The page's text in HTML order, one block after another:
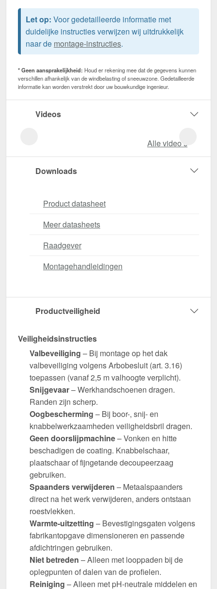
Let op: Voor gedetailleerde informatie met
duidelijke instructies verwijzen wij uitdrukkelijk
naar de montage-instructies.
* Geen aansprakelijkheid: Houd er rekening mee dat de gegevens kunnen
verschillen afhankelijk van de windbelasting of sneeuwzone. Gedetailleerde
informatie kan worden verstrekt door uw bouwkundige ingenieur.
Videos
Alle video‘s
Downloads
Product datasheet
Meer datasheets
Raadgever
Montagehandleidingen
Productveiligheid
Veiligheidsinstructies
Valbeveiliging – Bij montage op het dak
valbeveiliging volgens Arbobesluit (art. 3.16)
toepassen (vanaf 2,5 m valhoogte verplicht).
Snijgevaar– Werkhandschoenen dragen.
Randen zijn scherp.
Oogbescherming – Bij boor-, snij- en
knabbelwerkzaamheden veiligheidsbril dragen.
Geen doorslijpmachine– Vonken en hitte
beschadigen de coating. Knabbelschaar,
plaatschaar of fijngetande decoupeerzaag
gebruiken.
Spaanders verwijderen – Metaalspaanders
direct na het werk verwijderen, anders ontstaan
roestvlekken.
Warmte-uitzetting – Bevestigingsgaten volgens
fabrikantopgave dimensioneren en passende
afdichtringen gebruiken.
Niet betreden – Alleen met looppaden bij de
oplegpunten of dalen van de profielen.
Reiniging – Alleen met pH-neutrale middelen en